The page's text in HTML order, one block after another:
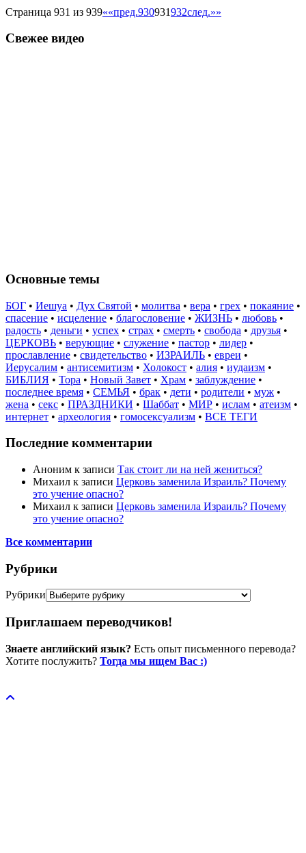
Страница 931 из 939««пред.930931932след.»»
Свежее видео
Основные темы
БОГ • Иешуа • Дух Святой • молитва • вера • грех • покаяние •
спасение • исцеление • благословение • ЖИЗНЬ • любовь •
радость • деньги • успех • страх • смерть • свобода • друзья •
ЦЕРКОВЬ • верующие • служение • пастор • лидер •
прославление • свидетельство • ИЗРАИЛЬ • евреи •
Иерусалим • антисемитизм • Холокост • алия • иудаизм •
БИБЛИЯ • Тора • Новый Завет • Храм • заблуждение •
последнее время • СЕМЬЯ • брак • дети • родители • муж •
жена • секс • ПРАЗДНИКИ • Шаббат • МИР • ислам • атеизм •
интернет • археология • гомосексуализм • ВСЕ ТЕГИ
Последние комментарии
Аноним к записи Так стоит ли на ней жениться?
Михаил к записи Церковь заменила Израиль? Почему
это учение опасно?
Михаил к записи Церковь заменила Израиль? Почему
это учение опасно?
Все комментарии
Рубрики
Рубрики
Приглашаем переводчиков!
Знаете английский язык? Есть опыт письменного перевода?
Хотите послужить? Тогда мы ищем Вас :)